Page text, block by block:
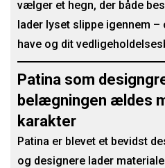
vælger et hegn, der både
lader lyset slippe igennem
have og dit
Patina som
belægningen ældes
karakter
Patina er blevet et bevidst
og designere lader